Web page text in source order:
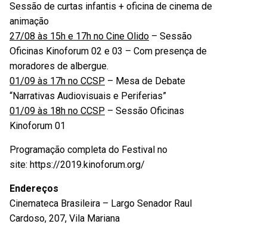
Sessão de curtas infantis + oficina de cinema de
animação
27/08 às 15h e 17h no Cine Olido – Sessão
Oficinas Kinoforum 02 e 03 – Com presença de
moradores de albergue.
01/09 às 17h no CCSP – Mesa de Debate
“Narrativas Audiovisuais e Periferias”
01/09 às 18h no CCSP – Sessão Oficinas
Kinoforum 01
Programação completa do Festival no
site: https://2019.kinoforum.org/
Endereços
Cinemateca Brasileira – Largo Senador Raul
Cardoso, 207, Vila Mariana